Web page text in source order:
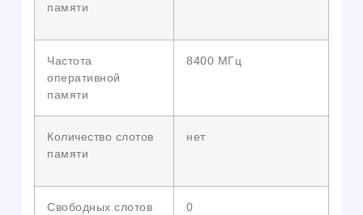
памяти
Частота
оперативной
памяти
8400 МГц
Количество слотов
памяти
нет
Свободных слотов
0